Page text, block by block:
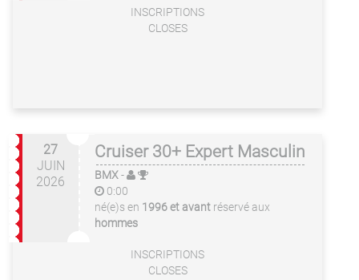
INSCRIPTIONS
CLOSES
27
JUIN
2026
Cruiser 30+ Expert Masculin
BMX-
0:00
né(e)s en 1996 et avant réservé aux
hommes
INSCRIPTIONS
CLOSES